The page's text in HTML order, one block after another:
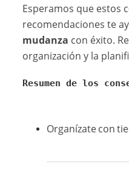
Esperamos que estos
recomendaciones te
mudanza con éxito.
organización y la
Resumen de los
Organízate con